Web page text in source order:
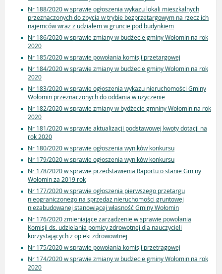
Nr 188/2020 w sprawie ogłoszenia wykazu lokali mieszkalnych
przeznaczonych do zbycia w trybie bezprzetargowym na rzecz ich
najemców wraz z udziałem w gruncie pod budynkiem
Nr 186/2020 w sprawie zmiany w budżecie gminy Wołomin na rok
2020
Nr 185/2020 w sprawie powołania komisji przetargowej
Nr 184/2020 w sprawie zmiany w budżecie gminy Wołomin na rok
2020
Nr 183/2020 w sprawie ogłoszenia wykazu nieruchomości Gminy
Wołomin przeznaczonych do oddania w użyczenie
Nr 182/2020 w sprawie zmiany w bydżecie gmniny Wołomin na rok
2020
Nr 181/2020 w sprawie aktualizacji podstawowej kwoty dotacji na
rok 2020
Nr 180/2020 w sprawie ogłoszenia wyników konkursu
Nr 179/2020 w sprawie ogłoszenia wyników konkursu
Nr 178/2020 w sprawie przedstawienia Raportu o stanie Gminy
Wołomin za 2019 rok
Nr 177/2020 w sprawie ogłoszenia pierwszego przetargu
nieograniczonego na sprzedaz nieruchomości gruntowej
niezabudowanej stanowiącej własność Gminy Wołomin
Nr 176/2020 zmieniające zarządzenie w sprawie powołania
Komisji ds. udzielania pomicy zdrowotnej dla nauczycieli
korzystających z opieki zdrowowtnej
Nr 175/2020 w sprawie powołania komisji przetragowej
Nr 174/2020 w sprawie zmiany w budżecie gminy Wołomin na rok
2020